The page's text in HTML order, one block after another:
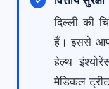
दिल्ली की
हैं। इससे
हेल्थ
मेडिकल